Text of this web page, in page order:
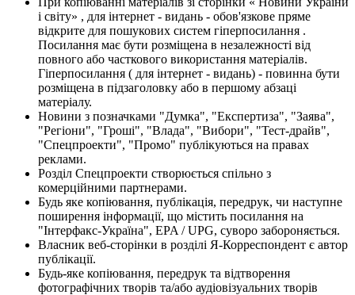
і світу» , для інтернет - видань - обов'язкове пряме
відкрите для пошукових систем гіперпосилання .
Посилання має бути розміщена в незалежності від
повного або часткового використання матеріалів.
Гіперпосилання ( для інтернет - видань) - повинна бути
розміщена в підзаголовку або в першому абзаці
матеріалу.
Новини з позначками "Думка", "Експертиза", "Заява",
"Регіони", "Гроші", "Влада", "Вибори", "Тест-драйв",
"Спецпроекти", "Промо" публікуються на правах
реклами.
Розділ Спецпроекти створюється спільно з
комерційними партнерами.
Будь яке копіювання, публікація, передрук, чи наступне
поширення інформації, що містить посилання на
"Інтерфакс-Україна", EPA / UPG, суворо забороняється.
Власник веб-сторінки в розділі Я-Корреспондент є автор
публікації.
Будь-яке копіювання, передрук та відтворення
фотографічних творів та/або аудіовізуальних творів